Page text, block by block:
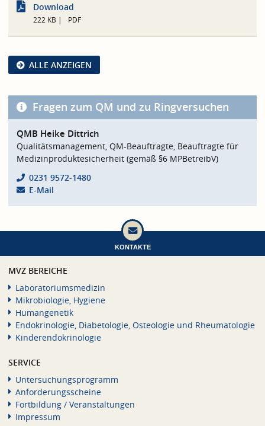
Download
222 KB PDF
ALLE ANZEIGEN
Fragen zum QM und zu Ringversuchen
QMB Heike Dittrich
Qualitätsmanagement, QM-Beauftragte, Beauftragte für
Medizinproduktesicherheit (gemäß §6 MPBetreibV)
0231 9572-1480
E-Mail
KONTAKTE
MVZ BEREICHE
Laboratoriumsmedizin
Mikrobiologie, Hygiene
Humangenetik
Endokrinologie, Diabetologie, Osteologie und Rheumatologie
Kinderendokrinologie
SERVICE
Untersuchungsprogramm
Anforderungsscheine
Fortbildung / Veranstaltungen
Impressum